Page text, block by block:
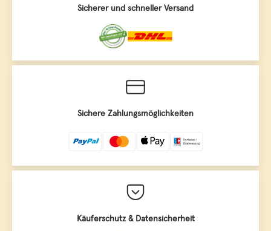
Sicherer und schneller Versand
Sichere Zahlungsmöglichkeiten
Käuferschutz & Datensicherheit